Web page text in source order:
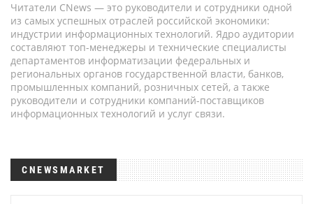
Читатели CNews — это руководители и сотрудники одной
из самых успешных отраслей российской экономики:
индустрии информационных технологий. Ядро аудитории
составляют топ-менеджеры и технические специалисты
департаментов информатизации федеральных и
региональных органов государственной власти, банков,
промышленных компаний, розничных сетей, а также
руководители и сотрудники компаний-поставщиков
информационных технологий и услуг связи.
CNEWSMARKET